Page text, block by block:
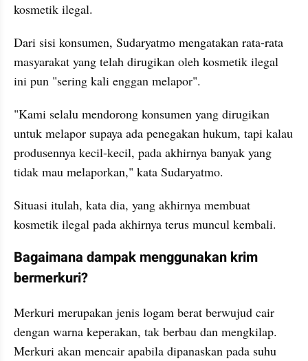
kosmetik ilegal.
Dari sisi konsumen, Sudaryatmo mengatakan rata-rata
masyarakat yang telah dirugikan oleh kosmetik ilegal
ini pun "sering kali enggan melapor".
"Kami selalu mendorong konsumen yang dirugikan
untuk melapor supaya ada penegakan hukum, tapi kalau
produsennya kecil-kecil, pada akhirnya banyak yang
tidak mau melaporkan," kata Sudaryatmo.
Situasi itulah, kata dia, yang akhirnya membuat
kosmetik ilegal pada akhirnya terus muncul kembali.
Bagaimana dampak menggunakan krim
bermerkuri?
Merkuri merupakan jenis logam berat berwujud cair
dengan warna keperakan, tak berbau dan mengkilap.
Merkuri akan mencair apabila dipanaskan pada suhu